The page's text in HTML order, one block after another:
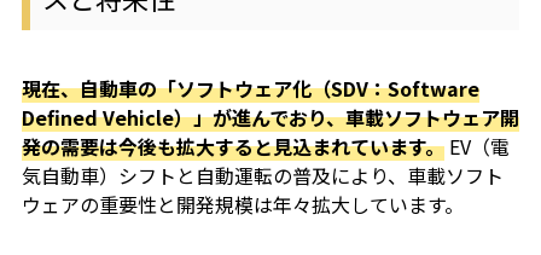
現在、自動車の「ソフトウェア化（SDV：Software
Defined Vehicle）」が進んでおり、車載ソフトウェア開
発の需要は今後も拡大すると見込まれています。EV（電
気自動車）シフトと自動運転の普及により、車載ソフト
ウェアの重要性と開発規模は年々拡大しています。